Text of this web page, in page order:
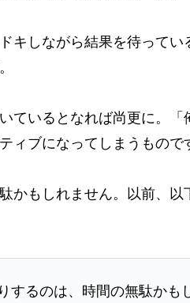
キしながら結果を待ってい
ているとなれば尚更に。「
ィブになってしまうもので
かもしれません。以前、以
するのは、時間の無駄かも